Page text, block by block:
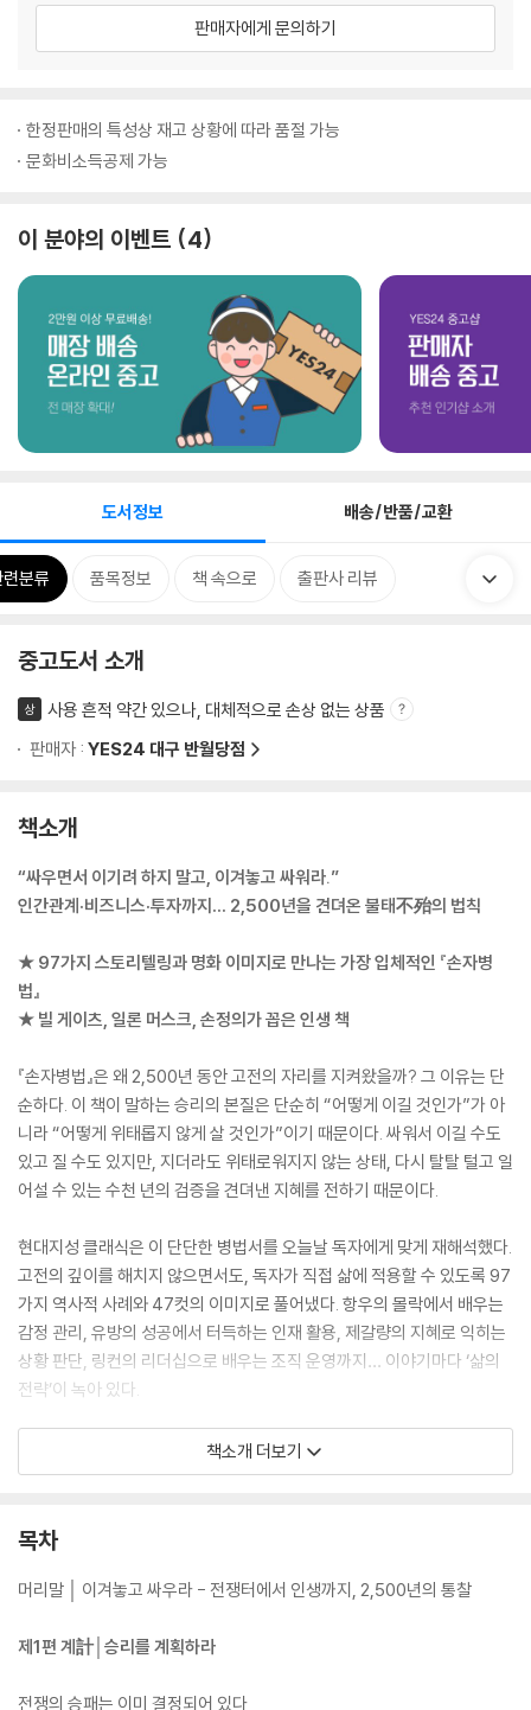
판매자에게 문의하기
한정판매의 특성상 재고 상황에 따라 품절 가능
문화비소득공제 가능
이 분야의 이벤트 4
도서정보 배송/반품/교환
분류 품목정보 책 속으로 출판사 리뷰
중고도서 소개
상
사용 흔적 약간 있으나, 대체적으로 손상 없는 상품
판매자 : YES24 대구 반월당점
책소개
“싸우면서 이기려 하지 말고, 이겨놓고 싸워라.”
인간관계·비즈니스·투자까지… 2,500년을 견뎌온 불태不殆의 법칙
★ 97가지 스토리텔링과 명화 이미지로 만나는 가장 입체적인 『손자병
법』
★ 빌 게이츠, 일론 머스크, 손정의가 꼽은 인생 책
『손자병법』은 왜 2,500년 동안 고전의 자리를 지켜왔을까? 그 이유는 단
순하다. 이 책이 말하는 승리의 본질은 단순히 “어떻게 이길 것인가”가 아
니라 “어떻게 위태롭지 않게 살 것인가”이기 때문이다. 싸워서 이길 수도
있고 질 수도 있지만, 지더라도 위태로워지지 않는 상태, 다시 탈탈 털고 일
어설 수 있는 수천 년의 검증을 견뎌낸 지혜를 전하기 때문이다.
현대지성 클래식은 이 단단한 병법서를 오늘날 독자에게 맞게 재해석했다.
고전의 깊이를 해치지 않으면서도, 독자가 직접 삶에 적용할 수 있도록 97
가지 역사적 사례와 47컷의 이미지로 풀어냈다. 항우의 몰락에서 배우는
감정 관리, 유방의 성공에서 터득하는 인재 활용, 제갈량의 지혜로 익히는
상황 판단, 링컨의 리더십으로 배우는 조직 운영까지… 이야기마다 ‘삶의
전략’이 녹아 있다.
특히 이번 판본은 각 편마다 상세한 해설과 원문 대조, 현대적 적용을 곁들
여 독자들이 손자의 사상을 단순히 읽는 데 그치지 않고 실천 지침으로 전
삼십육계 해설을 담은 부록은 『손자병법』을 한층 넓고 깊게 확장시킨다.
이유는 여기에 있다. 『손자병법』은 고대의 전쟁사가 아니라, 지금 이 순간
이 책을 집어든다면, 당신도 “싸우지 않고 이기는 법”을 손에 넣게 될 것이
책소개 더보기
목차
머리말 │ 이겨놓고 싸우라 - 전쟁터에서 인생까지, 2,500년의 통찰
제1편 계計│승리를 계획하라
전쟁의 승패는 이미 결정되어 있다